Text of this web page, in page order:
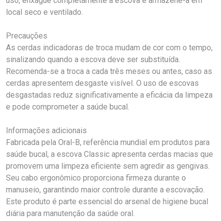
local seco e ventilado.
Precauções
As cerdas indicadoras de troca mudam de cor com o tempo,
sinalizando quando a escova deve ser substituída.
Recomenda-se a troca a cada três meses ou antes, caso as
cerdas apresentem desgaste visível. O uso de escovas
desgastadas reduz significativamente a eficácia da limpeza
e pode comprometer a saúde bucal.
Informações adicionais
Fabricada pela Oral-B, referência mundial em produtos para
saúde bucal, a escova Classic apresenta cerdas macias que
promovem uma limpeza eficiente sem agredir as gengivas.
Seu cabo ergonômico proporciona firmeza durante o
manuseio, garantindo maior controle durante a escovação.
Este produto é parte essencial do arsenal de higiene bucal
diária para manutenção da saúde oral.